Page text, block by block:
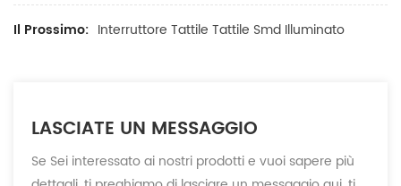
Il Prossimo: Interruttore Tattile Tattile Smd Illuminato
LASCIATE UN MESSAGGIO
Se Sei interessato ai nostri prodotti e vuoi sapere più